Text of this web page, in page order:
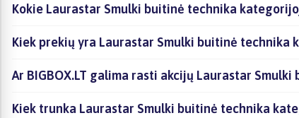
Kokie Laurastar Smulki buitinė technika
Kiek prekių yra Laurastar Smulki buitinė
Ar BIGBOX.LT galima rasti akcijų Laurastar
Kiek trunka Laurastar Smulki buitinė technika